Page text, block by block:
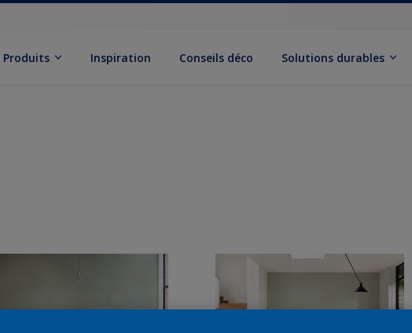
Produits Inspiration Conseils déco Solutions durables